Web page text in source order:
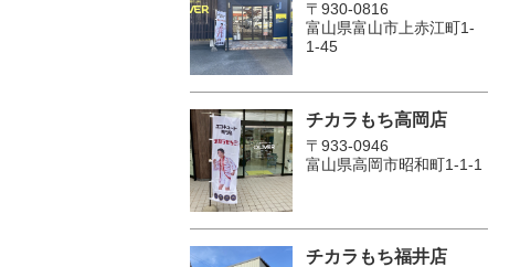
〒930-0816
富山県富山市上赤江町1-
1-45
チカラもち高岡店
〒933-0946
富山県高岡市昭和町1-1-1
チカラもち福井店